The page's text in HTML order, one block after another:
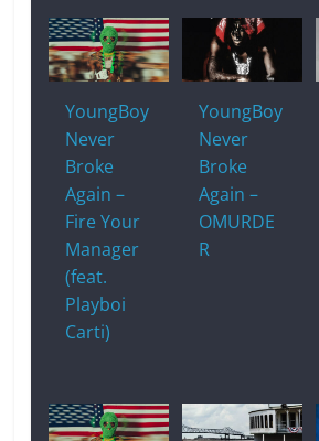
YoungBoy
Never
Broke
Again –
Fire Your
Manager
(feat.
Playboi
Carti)
YoungBoy
Never
Broke
Again –
OMURDE
R